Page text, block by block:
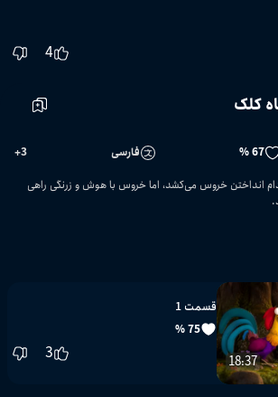
4
کلک
67 % فارسی 3
+
دام انداختن خروس می‌کشد، اما خروس با هوش و زرنگی راهی
18:37
قسمت 1
75 %
3